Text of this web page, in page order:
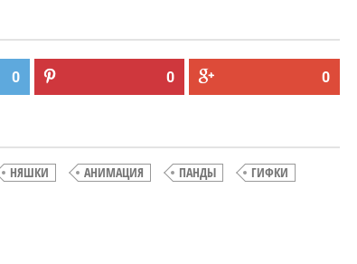
0 0 0
НЯШКИ АНИМАЦИЯ ПАНДЫ
ГИФКИ